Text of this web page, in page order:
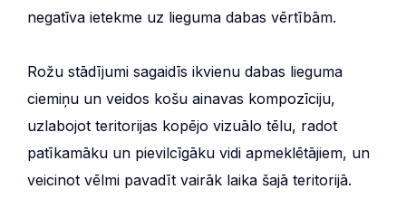
negatīva ietekme uz lieguma dabas vērtībām.
Rožu stādījumi sagaidīs ikvienu dabas lieguma
ciemiņu un veidos košu ainavas kompozīciju,
uzlabojot teritorijas kopējo vizuālo tēlu, radot
patīkamāku un pievilcīgāku vidi apmeklētājiem, un
veicinot vēlmi pavadīt vairāk laika šajā teritorijā.